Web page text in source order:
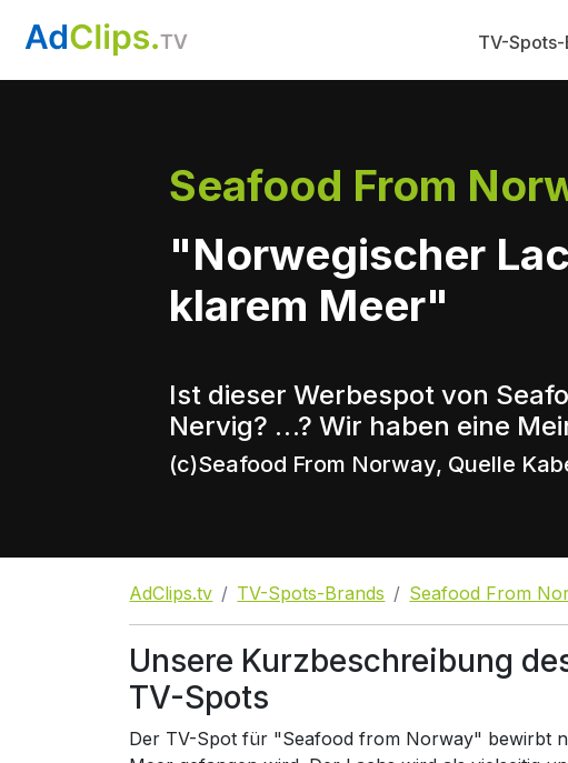
TV-
Seafood From
"Norwegischer
klarem Meer"
Ist dieser Werbespot von
Nervig? …? Wir haben eine
(c)Seafood From Norway, Quelle
AdClips.tv TV-Spots-Brands Seafood From
Unsere Kurzbeschreibung
TV-Spots
Der TV-Spot für "Seafood from Norway" bewirbt